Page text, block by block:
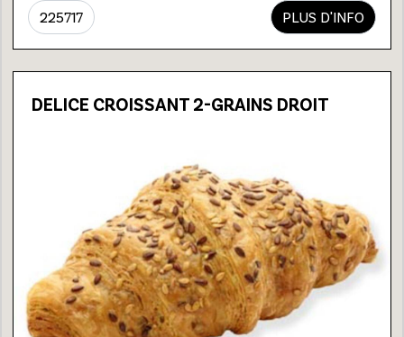
225717 PLUS D'INFO
DELICE CROISSANT 2-GRAINS DROIT